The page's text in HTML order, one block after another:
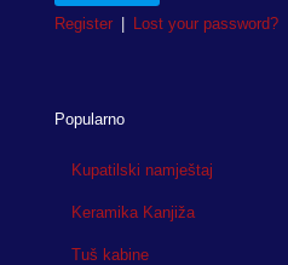
Register Lost your password?
Popularno
Kupatilski namještaj
Keramika Kanjiža
Tuš kabine